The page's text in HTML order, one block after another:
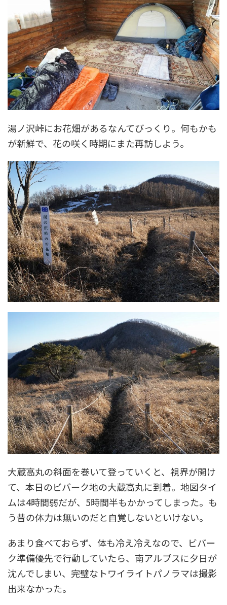
湯ノ沢峠にお花畑があるなんてびっくり。何もかも
が新鮮で、花の咲く時期にまた再訪しよう。
大蔵高丸の斜面を巻いて登っていくと、視界が開け
て、本日のビバーク地の大蔵高丸に到着。地図タイ
ムは4時間弱だが、5時間半もかかってしまった。も
う昔の体力は無いのだと自覚しないといけない。
あまり食べておらず、体も冷え冷えなので、ビバー
ク準備優先で行動していたら、南アルプスに夕日が
沈んでしまい、完璧なトワイライトパノラマは撮影
出来なかった。